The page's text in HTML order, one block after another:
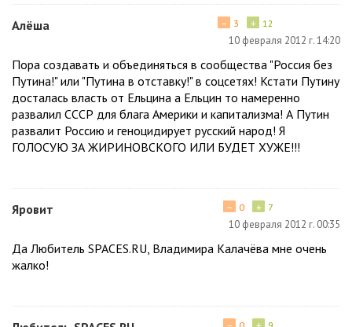
Алёша + 12
− 3
10 февраля 2012 г. 14:20
Пора создавать и объединяться в сообщества "Россия без
Путина!" или "Путина в отставку!" в соцсетях! Кстати Путину
досталась власть от Ельцина а Ельцин то намеренно
развалил СССР для блага Америки и капитализма! А Путин
развалит Россию и геноцидирует русский народ! Я
ГОЛОСУЮ ЗА ЖИРИНОВСКОГО ИЛИ БУДЕТ ХУЖЕ!!!
Яровит + 7
− 0
10 февраля 2012 г. 00:35
Да Любитель SPACES.RU, Владимира Калачёва мне очень
жалко!
+ 9
− 0